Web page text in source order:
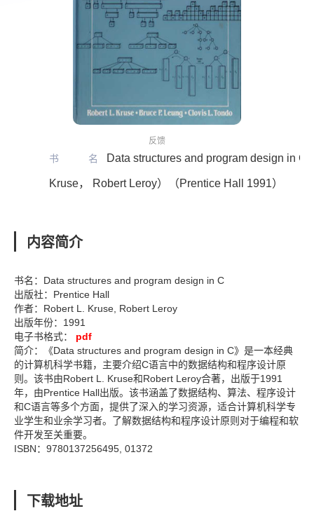
反馈
书名 Data structures and program design in C
Kruse， Robert Leroy）（Prentice Hall 1991）
内容简介
书名：Data structures and program design in C
出版社：Prentice Hall
作者：Robert L. Kruse, Robert Leroy
出版年份：1991
电子书格式：
pdf
简介：《Data structures and program design in C》是一本经典
的计算机科学书籍，主要介绍C语言中的数据结构和程序设计原
则。该书由Robert L. Kruse和Robert Leroy合著，出版于1991
年，由Prentice Hall出版。该书涵盖了数据结构、算法、程序设计
和C语言等多个方面，提供了深入的学习资源，适合计算机科学专
业学生和业余学习者。了解数据结构和程序设计原则对于编程和软
件开发至关重要。
ISBN：9780137256495, 01372
下载地址